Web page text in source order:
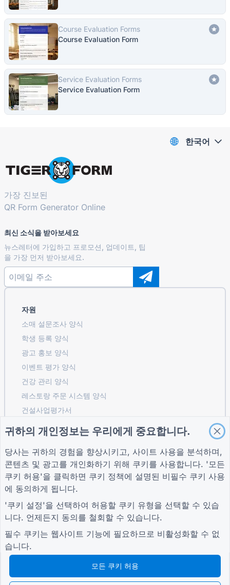
Course Evaluation Forms
Course Evaluation Form
Service Evaluation Forms
Service Evaluation Form
가장 진보된
QR Form Generator Online
최신 소식을 받아보세요
뉴스레터에 가입하고 프로모션, 업데이트, 팁
을 가장 먼저 받아보세요.
자원
소매 설문조사 양식
학생 등록 ​​양식
광고 홍보 양식
이벤트 평가 양식
건강 관리 양식
레스토랑 주문 시스템 양식
건설사업평가서
유틸리티 서비스 요청 양식
고객 참여 양식
커뮤니티에 가입하세요
도움말 센터
블로그
회사 소개
문의하기
자귀
개인 정보 보호 정책
한국어
귀하의 개인정보는 우리에게 중요합니다.
당사는 귀하의 경험을 향상시키고, 사이트 사용을 분석하며,
콘텐츠 및 광고를 개인화하기 위해 쿠키를 사용합니다. '모든
쿠키 허용'을 클릭하면 쿠키 정책에 설명된 비필수 쿠키 사용
에 동의하게 됩니다.
'쿠키 설정'을 선택하여 허용할 쿠키 유형을 선택할 수 있습
니다. 언제든지 동의를 철회할 수 있습니다.
필수 쿠키는 웹사이트 기능에 필요하므로 비활성화할 수 없
습니다.
모든 쿠키 허용